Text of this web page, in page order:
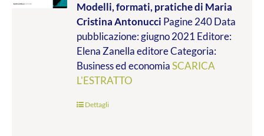
prezzo:
da
€9.99
a
€28.00
Modelli, formati, pratichedi Maria
Cristina Antonucci Pagine 240 Data
pubblicazione: giugno 2021 Editore:
Elena Zanella editore Categoria:
Business ed economiaSCARICA
L'ESTRATTO
Dettagli